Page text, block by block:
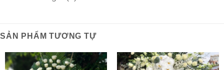
SẢN PHẨM TƯƠNG TỰ